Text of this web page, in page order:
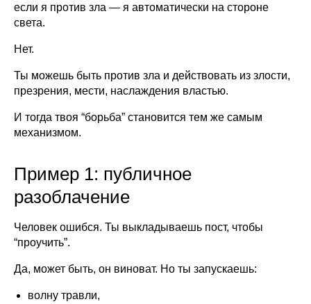
если я против зла — я автоматически на стороне
света.
Нет.
Ты можешь быть против зла и действовать из злости,
презрения, мести, наслаждения властью.
И тогда твоя “борьба” становится тем же самым
механизмом.
Пример 1: публичное
разоблачение
Человек ошибся. Ты выкладываешь пост, чтобы
“проучить”.
Да, может быть, он виноват. Но ты запускаешь:
волну травли,